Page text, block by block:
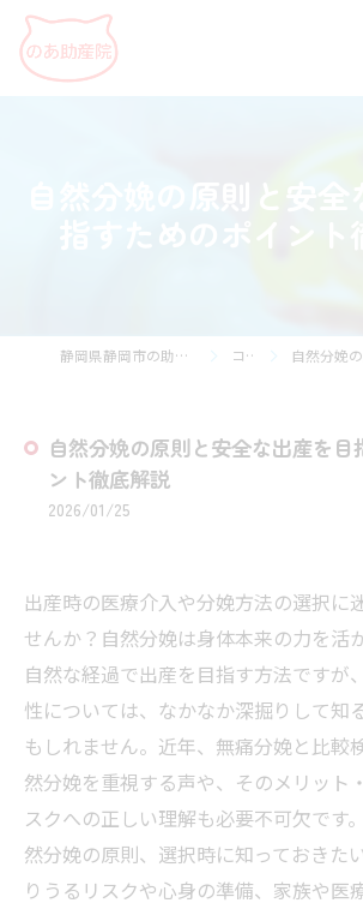
自然分娩の原則と安
指すためのポイン
静岡県静岡市の助産院ならのあ助産院 コラム 自然分娩の原則と安
自然分娩の原則と安全な出産を目
ント徹底解説
2026/01/25
出産時の医療介入や分娩方法の選択に
せんか？自然分娩は身体本来の力を活
自然な経過で出産を目指す方法ですが
性については、なかなか深掘りして知
もしれません。近年、無痛分娩と比較
然分娩を重視する声や、そのメリット
スクへの正しい理解も必要不可欠です
然分娩の原則、選択時に知っておきた
りうるリスクや心身の準備、家族や医